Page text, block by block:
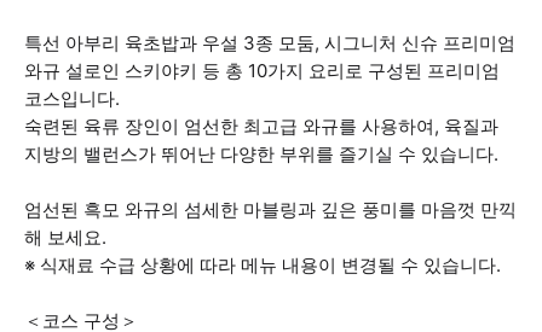
특선 아부리 육초밥과 우설 3종 모둠, 시그니처 신슈 프리미엄
와규 설로인 스키야키 등 총 10가지 요리로 구성된 프리미엄
코스입니다.
숙련된 육류 장인이 엄선한 최고급 와규를 사용하여, 육질과
지방의 밸런스가 뛰어난 다양한 부위를 즐기실 수 있습니다.
엄선된 흑모 와규의 섬세한 마블링과 깊은 풍미를 마음껏 만끽
해 보세요.
※ 식재료 수급 상황에 따라 메뉴 내용이 변경될 수 있습니다.
＜코스 구성＞